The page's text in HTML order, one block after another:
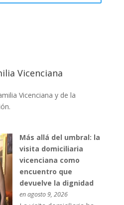
Vicenciana
Vicenciana y de la
Más allá del umbral: la
visita domiciliaria
vicenciana como
encuentro que
devuelve la dignidad
en agosto 9, 2026